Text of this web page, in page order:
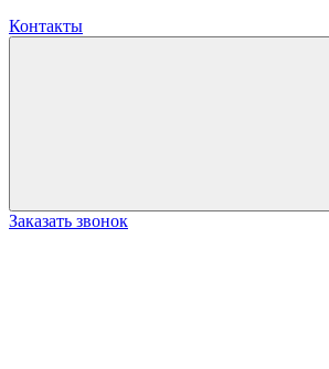
Контакты
Заказать звонок